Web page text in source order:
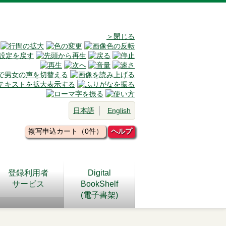
＞閉じる
日本語 English
複写申込カート（0件） ヘルプ
登録利用者
サービス
Digital
BookShelf
(電子書架)